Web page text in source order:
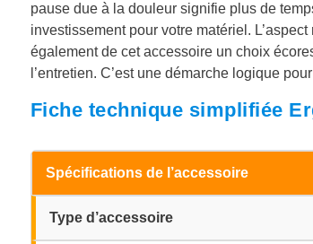
pause due à la douleur signifie plus de
investissement pour votre matériel. L’aspect
également de cet accessoire un choix
l’entretien. C’est une démarche logique
Fiche technique simplifiée
Spécifications de l’accessoire
Type d’accessoire